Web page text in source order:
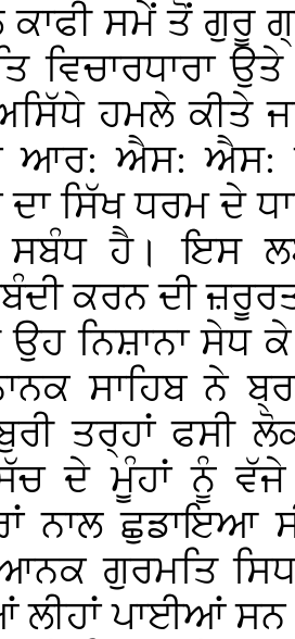
ਕਾਫੀ ਸਮੇਂ ਤੋਂ ਗੁਰੂ
ਵਿਚਾਰਧਾਰਾ
ਹਮਲੇ ਕੀਤੇ
ਆਰ: ਐਸ: ਐਸ:
ਦਾ ਸਿੱਖ ਧਰਮ ਦੇ
ਸਬੰਧ ਹੈ। ਇਸ
ਕਰਨ ਦੀ
ਉਹ ਨਿਸ਼ਾਨਾ ਸੇਧ
ਸਾਹਿਬ ਨੇ
ਤਰ੍ਹਾਂ ਫਸੀ
ਦੇ ਮੂੰਹਾਂ ਨੂੰ ਵੱਜੇ
ਨਾਲ
ਗੁਰਮਤਿ
ਲੀਹਾਂ ਪਾਈਆਂ